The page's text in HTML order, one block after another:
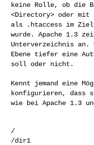
keine Rolle, ob die
<Directory> oder
als .htaccess im
wurde.Apache 1.3
Unterverzeichnis an.
Ebene tiefer eine
soll oder nicht.
Kennt jemand eine
konfigurieren, dass
wie bei Apache 1.3
/
/dir1